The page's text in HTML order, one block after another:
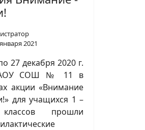
2021
27 декабря 2020 г.
СОШ № 11 в
акции «Внимание
для учащихся 1 –
прошли